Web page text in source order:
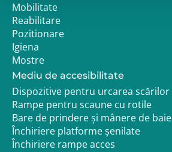
Mobilitate
Reabilitare
Pozitionare
Igiena
Mostre
Mediu de accesibilitate
Dispozitive pentru urcarea scărilor
Rampe pentru scaune cu rotile
Bare de prindere și mânere de baie
Închiriere platforme șenilate
Închiriere rampe acces